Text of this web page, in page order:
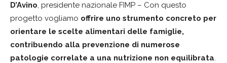
D’Avino, presidente nazionale FIMP – Con questo
progetto vogliamo offrire uno strumento concreto per
orientare le scelte alimentari delle famiglie,
contribuendo alla prevenzione di numerose
patologie correlate a una nutrizione non equilibrata.